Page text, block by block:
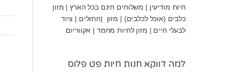
חיות מודיעין | משלוחים חינם בכל הארץ | מזון
כלבים (אוכל לכלבים) | מזון |חתולים | ציוד
לבעלי חיים | מזון לחיות מחמד | אקווריום
למה דווקא חנות חיות פט פלוס